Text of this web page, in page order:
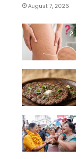
August 7, 2026